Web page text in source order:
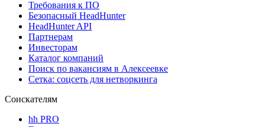
Требования к ПО
Безопасный HeadHunter
HeadHunter API
Партнерам
Инвесторам
Каталог компаний
Поиск по вакансиям в Алексеевке
Сетка: соцсеть для нетворкинга
Соискателям
hh PRO